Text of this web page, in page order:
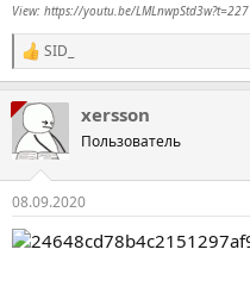
View: https://youtu.be/LMLnwpStd3w?t=227
Р
е
к
ц
і
SID_
xersson
Пользователь
08.09.2020